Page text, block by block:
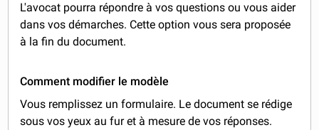
L'avocat pourra répondre à vos questions ou vous aider
dans vos démarches. Cette option vous sera proposée
à la fin du document.
Comment modifier le modèle
Vous remplissez un formulaire. Le document se rédige
sous vos yeux au fur et à mesure de vos réponses.